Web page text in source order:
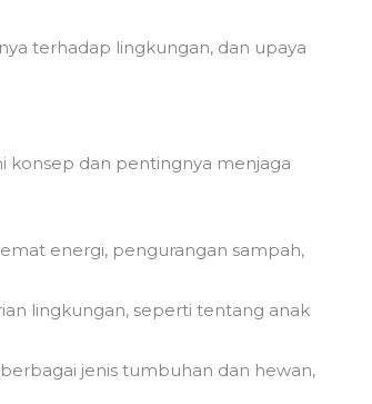
terhadap lingkungan, dan upaya
konsep dan pentingnya menjaga
energi, pengurangan sampah,
lingkungan, seperti tentang anak
jenis tumbuhan dan hewan,